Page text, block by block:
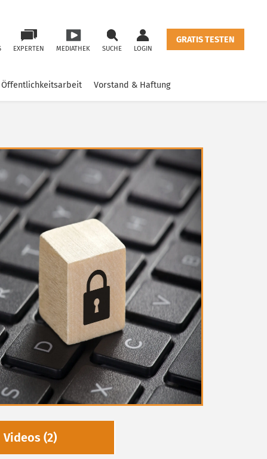
EXPERTEN MEDIATHEK SUCHE LOGIN
GRATIS TESTEN
Öffentlichkeitsarbeit Vorstand & Haftung
Videos (2)